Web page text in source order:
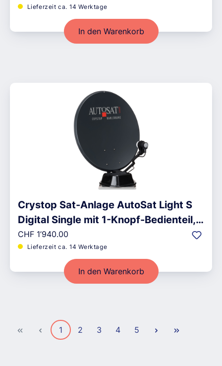
Lieferzeit ca. 14 Werktage
In den Warenkorb
Crystop Sat-Anlage AutoSat Light S
Digital Single mit 1-Knopf-Bedienteil,
schwarz
Regulärer Preis:
CHF 1’940.00
Lieferzeit ca. 14 Werktage
In den Warenkorb
Seite
1 Seite
2 Seite
3 Seite
4 Seite
5